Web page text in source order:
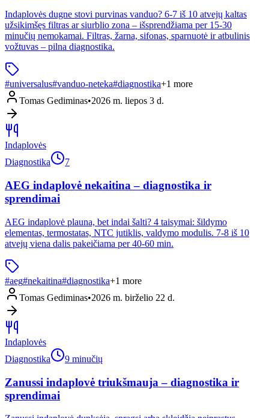
Indaplovės dugne stovi purvinas vanduo? 6-7 iš 10 atvejų kaltas
užsikimšęs filtras ar siurblio zona – išsprendžiama per 15-30
minučių nemokamai. Filtras, žarna, sifonas, sparnuotė ir atbulinis
vožtuvas – pilna diagnostika.
#universalus#vanduo-neteka#diagnostika+1 more
Tomas Gediminas•2026 m. liepos 3 d.
Indaplovės
Diagnostika
7
AEG indaplovė nekaitina – diagnostika ir
sprendimai
AEG indaplovė plauna, bet indai šalti? 4 taisymai: šildymo
elementas, termostatas, NTC jutiklis, valdymo modulis. 7-8 iš 10
atvejų viena dalis pakeičiama per 40-60 min.
#aeg#nekaitina#diagnostika+1 more
Tomas Gediminas•2026 m. birželio 22 d.
Indaplovės
Diagnostika
9 minučių
Zanussi indaplovė triukšmauja – diagnostika ir
sprendimai